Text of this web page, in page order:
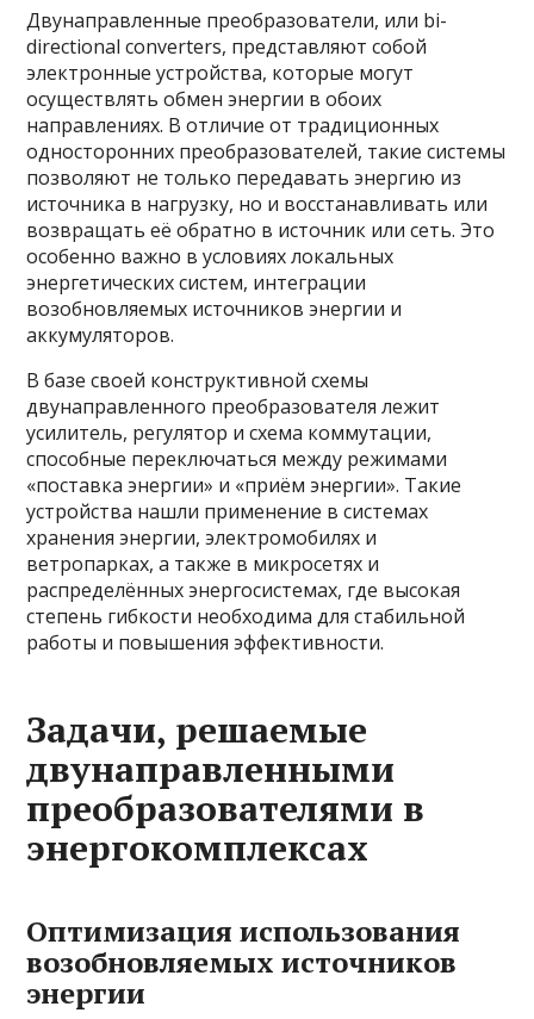
Двунаправленные преобразователи, или bi-
directional converters, представляют собой
электронные устройства, которые могут
осуществлять обмен энергии в обоих
направлениях. В отличие от традиционных
односторонних преобразователей, такие системы
позволяют не только передавать энергию из
источника в нагрузку, но и восстанавливать или
возвращать её обратно в источник или сеть. Это
особенно важно в условиях локальных
энергетических систем, интеграции
возобновляемых источников энергии и
аккумуляторов.
В базе своей конструктивной схемы
двунаправленного преобразователя лежит
усилитель, регулятор и схема коммутации,
способные переключаться между режимами
«поставка энергии» и «приём энергии». Такие
устройства нашли применение в системах
хранения энергии, электромобилях и
ветропарках, а также в микросетях и
распределённых энергосистемах, где высокая
степень гибкости необходима для стабильной
работы и повышения эффективности.
Задачи, решаемые
двунаправленными
преобразователями в
энергокомплексах
Оптимизация использования
возобновляемых источников
энергии